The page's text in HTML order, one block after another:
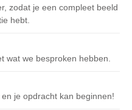
zodat je een compleet beeld
hebt.
wat we besproken hebben.
je opdracht kan beginnen!